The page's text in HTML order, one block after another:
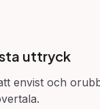
uttryck
envist och